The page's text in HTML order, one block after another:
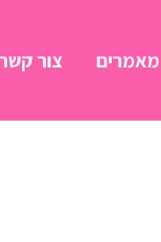
מאמרים צור